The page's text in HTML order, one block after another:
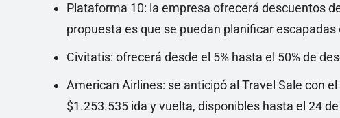
Plataforma 10: la empresa ofrecerá descuentos
propuesta es que se puedan planificar
Civitatis: ofrecerá desde el 5% hasta el 50% de
American Airlines: se anticipó al Travel Sale con
$1.253.535 ida y vuelta, disponibles hasta el 24